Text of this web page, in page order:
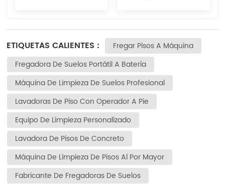
ETIQUETAS CALIENTES :
Fregar Pisos A Máquina
Fregadora De Suelos Portátil A Batería
Máquina De Limpieza De Suelos Profesional
Lavadoras De Piso Con Operador A Pie
Equipo De Limpieza Personalizado
Lavadora De Pisos De Concreto
Máquina De Limpieza De Pisos Al Por Mayor
Fabricante De Fregadoras De Suelos